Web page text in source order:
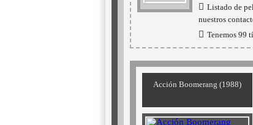
Listado de
nuestros
Tenemos 99
Acción Boomerang (1988)